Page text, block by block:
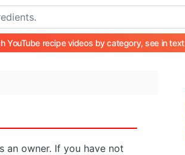
YouTube recipe videos by category, see in text
an owner. If you have not